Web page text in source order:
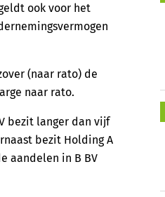
ook voor het
(naar rato) de
naar rato.
bezit langer dan vijf
bezit Holding A
aandelen in B BV